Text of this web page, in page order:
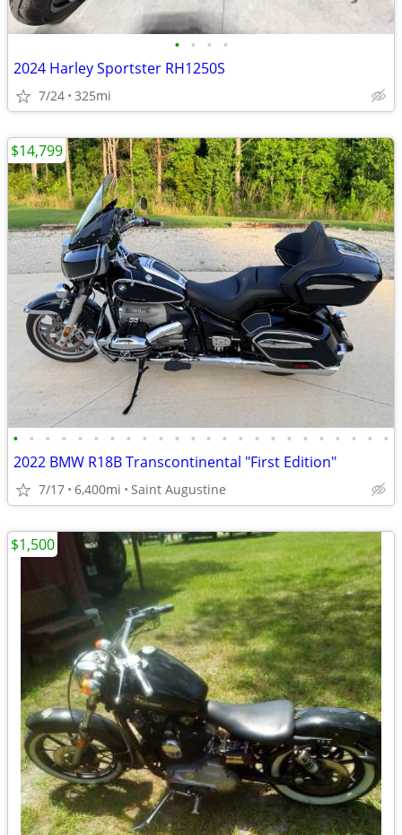
• • • •
2024 Harley Sportster RH1250S
7/24 325mi
• • • • • • • • • • • • • • • • • • • • • • • •
2022 BMW R18B Transcontinental "First Edition"
7/17 6,400mi Saint Augustine
$14,799
$1,500